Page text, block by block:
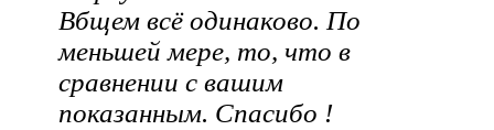
Вбщем всё одинаково. По
меньшей мере, то, что в
сравнении с вашим
показанным. Спасибо !